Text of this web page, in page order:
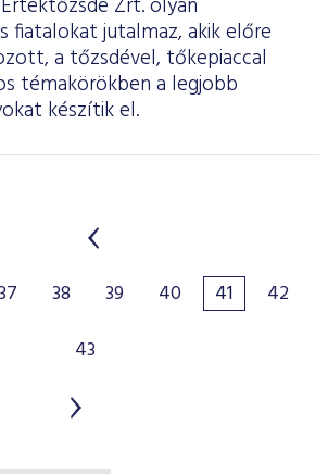
Zrt. olyan
fiatalokat jutalmaz, akik előre
a tőzsdével, tőkepiaccal
témakörökben a legjobb
készítik el.
38 39 40 41
42
43